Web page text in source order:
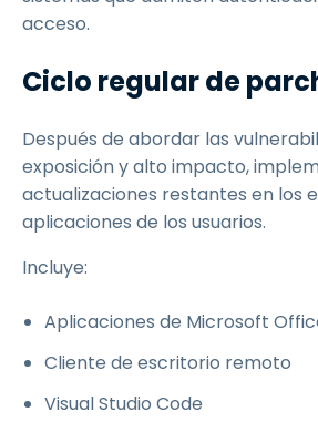
acceso.
Ciclo regular de
Después de abordar las
exposición y alto impacto,
actualizaciones restantes en los
aplicaciones de los usuarios.
Incluye:
Aplicaciones de Microsoft
Cliente de escritorio remoto
Visual Studio Code